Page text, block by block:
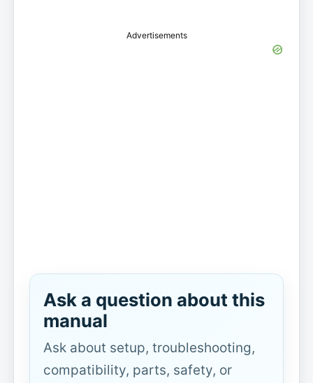
Advertisements
Ask a question about this
manual
Ask about setup, troubleshooting,
compatibility, parts, safety, or